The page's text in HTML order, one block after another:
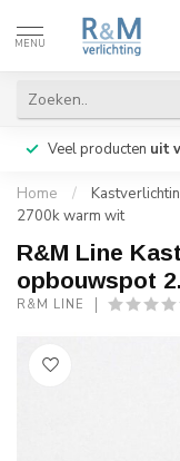
MENU
Veel producten uit
Home /
2700k warm wit
R&M Line
opbouwspot
R&M LINE